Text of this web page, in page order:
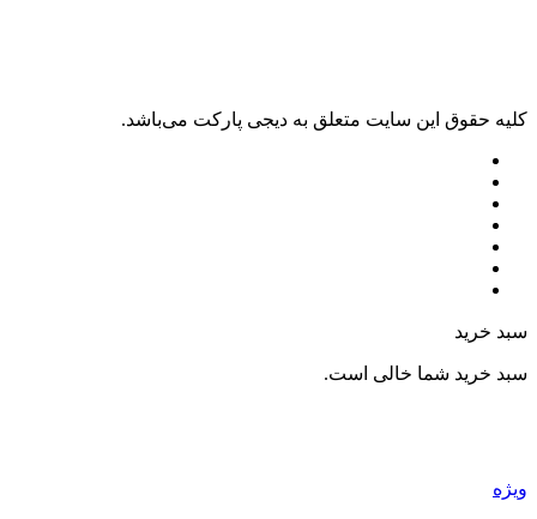
حقوق اين سايت متعلق به دیجی پارکت می‌باشد.
خرید
خرید شما خالی است.